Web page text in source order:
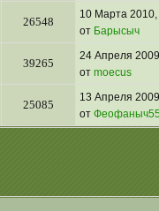
26548
10 Марта 2010,
от Барысыч
39265
24 Апреля
от moecus
25085
13 Апреля
от Феофаныч55